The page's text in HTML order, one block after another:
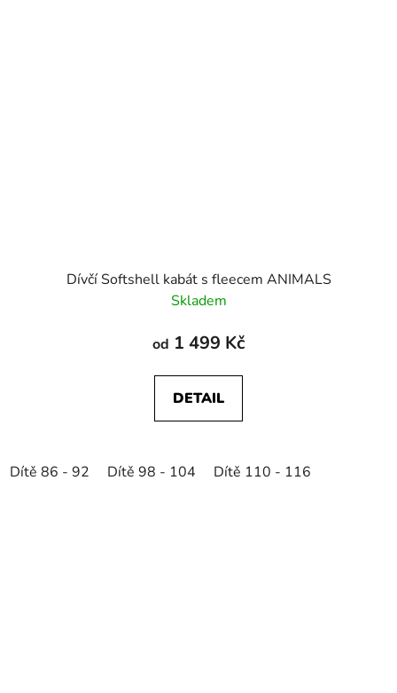
Dívčí Softshell kabát s fleecem ANIMALS
Skladem
od 1 499 Kč
DETAIL
Dítě 86 - 92 Dítě 98 - 104 Dítě 110 - 116